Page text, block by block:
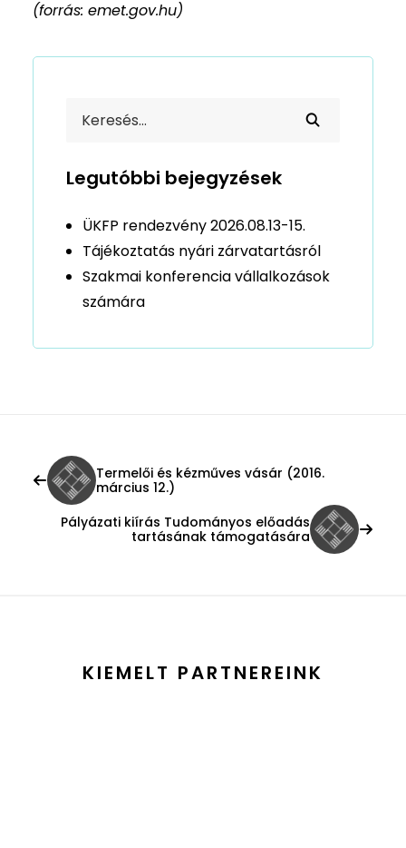
(forrás: emet.gov.hu)
Legutóbbi bejegyzések
ÜKFP rendezvény 2026.08.13-15.
Tájékoztatás nyári zárvatartásról
Szakmai konferencia vállalkozások
számára
Termelői és kézműves vásár (2016.
március 12.)
Pályázati kiírás Tudományos előadás
tartásának támogatására
KIEMELT PARTNEREINK